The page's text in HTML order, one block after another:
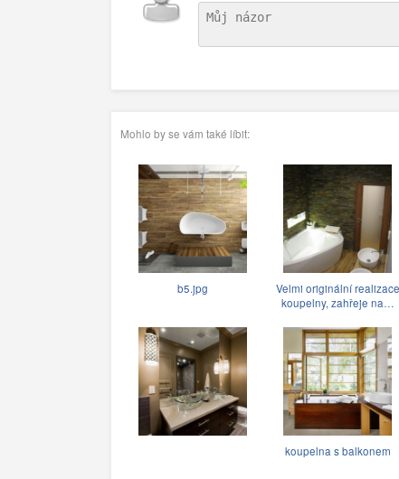
Mohlo by se vám také líbit:
b5.jpg
Velmi originální realizace
koupelny, zahřeje na…
koupelna s balkonem